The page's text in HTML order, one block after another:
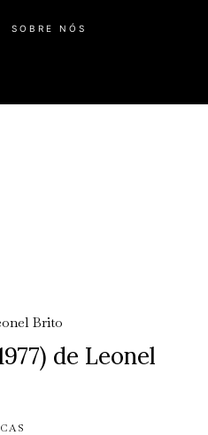
SOBRE NÓS
de Leonel